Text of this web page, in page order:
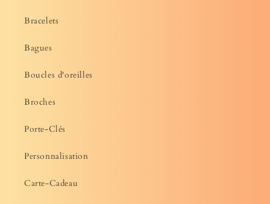
Bracelets
Bagues
Boucles d'oreilles
Broches
Porte-Clés
Personnalisation
Carte-Cadeau